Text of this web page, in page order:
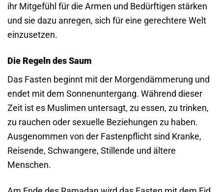
ihr Mitgefühl für die Armen und Bedürftigen stärken
und sie dazu anregen, sich für eine gerechtere Welt
einzusetzen.
Die Regeln des Saum
Das Fasten beginnt mit der Morgendämmerung und
endet mit dem Sonnenuntergang. Während dieser
Zeit ist es Muslimen untersagt, zu essen, zu trinken,
zu rauchen oder sexuelle Beziehungen zu haben.
Ausgenommen von der Fastenpflicht sind Kranke,
Reisende, Schwangere, Stillende und ältere
Menschen.